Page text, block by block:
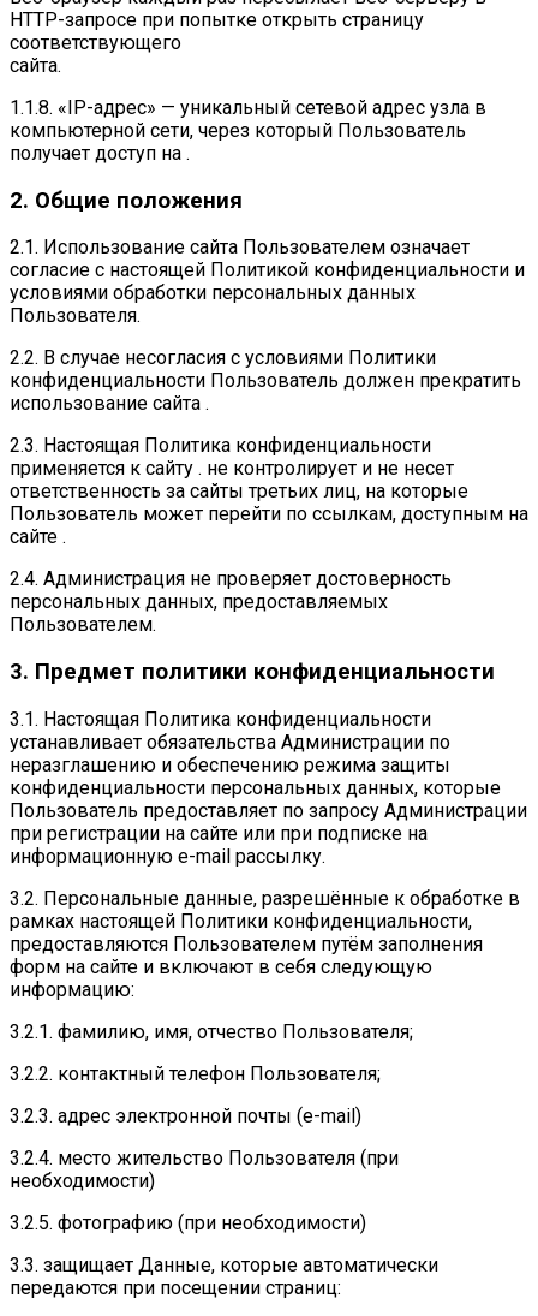
HTTP-запросе при попытке открыть страницу
соответствующего
сайта.
1.1.8. «IP-адрес» — уникальный сетевой адрес узла в
компьютерной сети, через который Пользователь
получает доступ на .
2. Общие положения
2.1. Использование сайта Пользователем означает
согласие с настоящей Политикой конфиденциальности и
условиями обработки персональных данных
Пользователя.
2.2. В случае несогласия с условиями Политики
конфиденциальности Пользователь должен прекратить
использование сайта .
2.3. Настоящая Политика конфиденциальности
применяется к сайту . не контролирует и не несет
ответственность за сайты третьих лиц, на которые
Пользователь может перейти по ссылкам, доступным на
сайте .
2.4. Администрация не проверяет достоверность
персональных данных, предоставляемых
Пользователем.
3. Предмет политики конфиденциальности
3.1. Настоящая Политика конфиденциальности
устанавливает обязательства Администрации по
неразглашению и обеспечению режима защиты
конфиденциальности персональных данных, которые
Пользователь предоставляет по запросу Администрации
при регистрации на сайте или при подписке на
информационную e-mail рассылку.
3.2. Персональные данные, разрешённые к обработке в
рамках настоящей Политики конфиденциальности,
предоставляются Пользователем путём заполнения
форм на сайте и включают в себя следующую
информацию:
3.2.1. фамилию, имя, отчество Пользователя;
3.2.2. контактный телефон Пользователя;
3.2.3. адрес электронной почты (e-mail)
3.2.4. место жительство Пользователя (при
необходимости)
3.2.5. фотографию (при необходимости)
3.3. защищает Данные, которые автоматически
передаются при посещении страниц: